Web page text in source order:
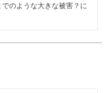
のような大きな被害？に